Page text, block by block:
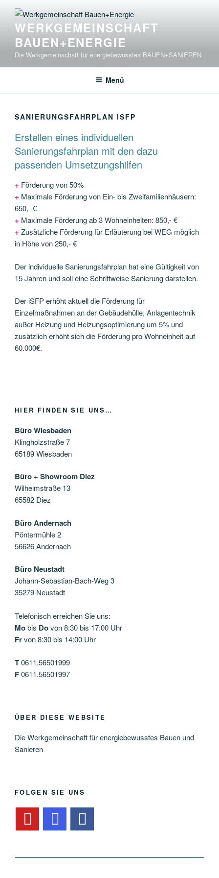
Inhalt
springenWERKGEMEINSCHAFT
BAUEN+ENERGIE
Die Werkgemeinschaft für energiebewusstes BAUEN+SANIEREN
Menü
SANIERUNGSFAHRPLAN ISFP
Erstellen eines individuellen
Sanierungsfahrplan mit den dazu
passenden Umsetzungshilfen
+ Förderung von 50%
+ Maximale Förderung von Ein- bis Zweifamilienhäusern:
650,- €
+ Maximale Förderung ab 3 Wohneinheiten: 850,- €
+ Zusätzliche Förderung für Erläuterung bei WEG möglich
in Höhe von 250,- €
Der individuelle Sanierungsfahrplan hat eine Gültigkeit von
15 Jahren und soll eine Schrittweise Sanierung darstellen.
Der iSFP erhöht aktuell die Förderung für
Einzelmaßnahmen an der Gebäudehülle, Anlagentechnik
außer Heizung und Heizungsoptimierung um 5% und
zusätzlich erhöht sich die Förderung pro Wohneinheit auf
60.000€.
HIER FINDEN SIE UNS…
Büro Wiesbaden
Klingholzstraße 7
65189 Wiesbaden
Büro + Showroom Diez
Wilhelmstraße 13
65582 Diez
Büro Andernach
Pöntermühle 2
56626 Andernach
Büro Neustadt
Johann-Sebastian-Bach-Weg 3
35279 Neustadt
Telefonisch erreichen Sie uns:
Mobis Dovon 8:30 bis 17:00 Uhr
Frvon 8:30 bis 14:00 Uhr
T0611.56501999
F0611.56501997
ÜBER DIESE WEBSITE
Die Werkgemeinschaft für energiebewusstes Bauen und
Sanieren
FOLGEN SIE UNS